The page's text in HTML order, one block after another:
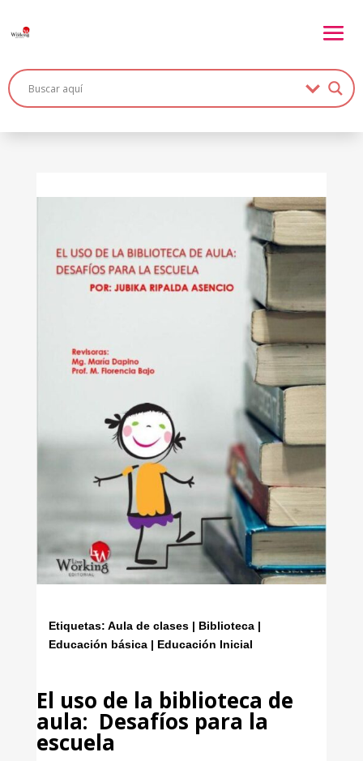
Etiquetas: Aula de clases | Biblioteca |
Educación básica | Educación Inicial
El uso de la biblioteca de
aula: Desafíos para la
escuela